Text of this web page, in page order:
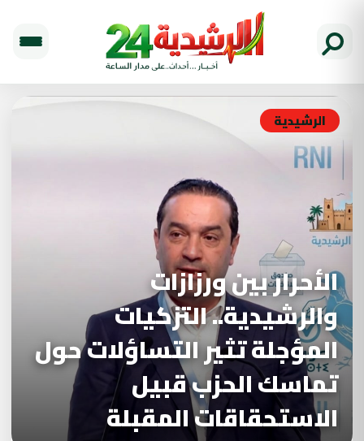
الرشيدية
الأحرار بين ورزازات
والرشيدية.. التزكيات
المؤجلة تثير التساؤلات حول
تماسك الحزب قبيل
الاستحقاقات المقبلة